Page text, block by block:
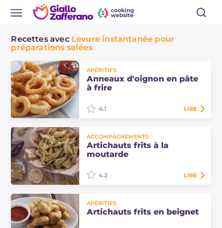
Recettes avec Levure instantanée pour
préparations salées
APÉRITIFS
Anneaux d'oignon en pâte
à frire
frire sont préparés en plongeant les
anneaux d'oignon dans une pâte
assez épaisse, puis frits dans de
4.1 LIRE
ACCOMPAGNEMENTS
Artichauts frits à la
moutarde
sont un accompagnement
savoureux, simple et rapide : des
4.2 LIRE
APÉRITIFS
Artichauts frits en beignet